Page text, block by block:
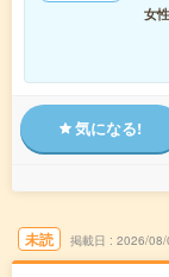
女性
気になる!
未読 掲載日 2026/08/